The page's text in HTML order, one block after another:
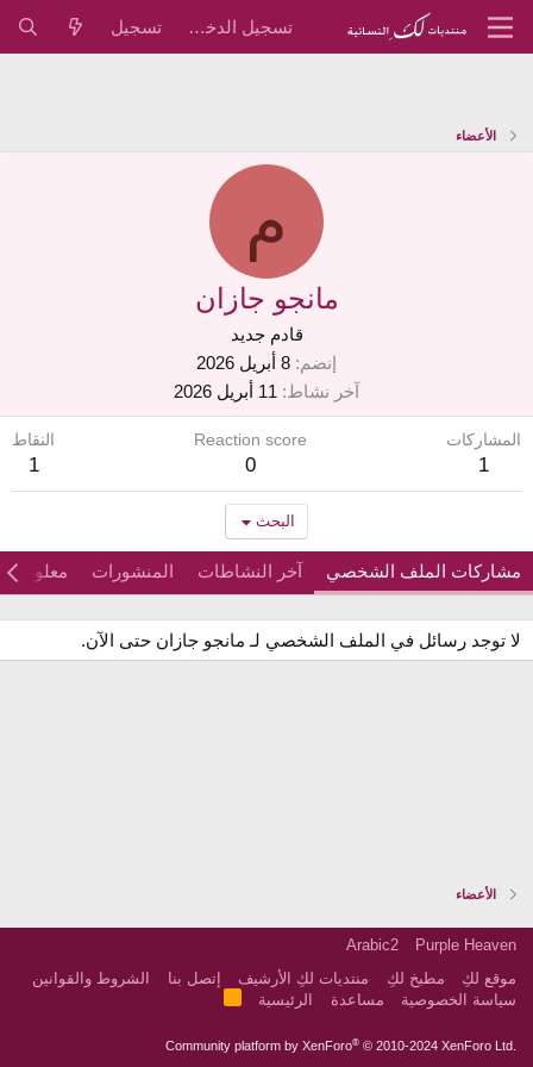
تسجيل الدخول تسجيل
الأعضاء
م
مانجو جازان
قادم جديد
إنضم 8 أبريل 2026
آخر نشاط 11 أبريل 2026
المشاركات
1
Reaction score
0
النقاط
1
البحث
مشاركات الملف الشخصي آخر النشاطات المنشورات معلومات
لا توجد رسائل في الملف الشخصي لـ مانجو جازان حتى الآن.
الأعضاء
Purple Heaven
Arabic2
موقع لكِ
مطبخ لكِ منتديات لكِ الأرشيف إتصل بنا
الشروط والقوانين
سياسة الخصوصية
مساعدة الرئيسية
Community platform by XenForo® © 2010-2024 XenForo Ltd.